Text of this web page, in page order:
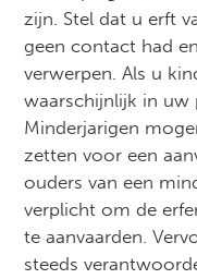
zijn. Stel dat u erft
geen contact had
verwerpen. Als u
waarschijnlijk in uw
Minderjarigen
zetten voor een
ouders van een
verplicht om de
te aanvaarden.
steeds